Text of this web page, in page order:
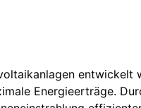
entwickelt
Energieerträge.